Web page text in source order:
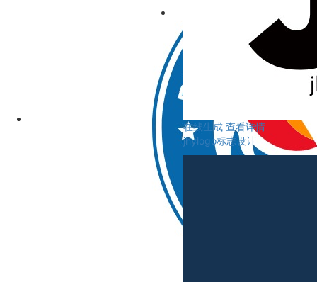
在线生成 查看详情
jhylogo标志设计